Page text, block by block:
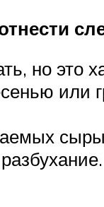
но это